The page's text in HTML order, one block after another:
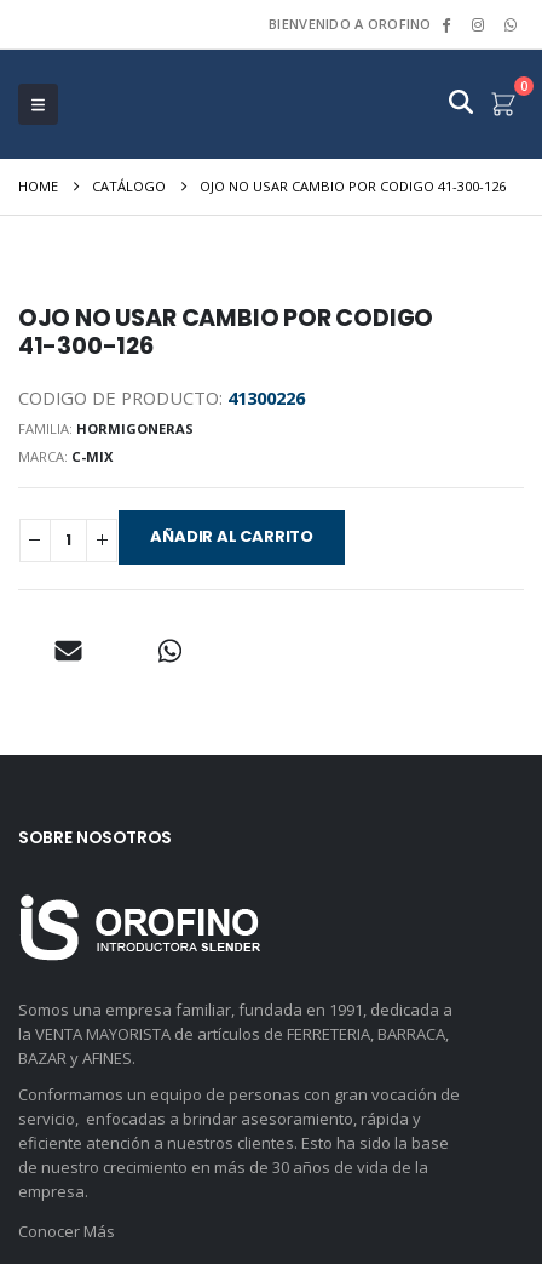
BIENVENIDO A OROFINO
0
HOME CATÁLOGO OJO NO USAR CAMBIO POR CODIGO 41-300-126
OJO NO USAR CAMBIO POR CODIGO
41-300-126
CODIGO DE PRODUCTO: 41300226
FAMILIA: HORMIGONERAS
MARCA: C-MIX
AÑADIR AL CARRITO
SOBRE NOSOTROS
Somos una empresa familiar, fundada en 1991, dedicada a
la VENTA MAYORISTA de artículos de FERRETERIA, BARRACA,
BAZAR y AFINES.
Conformamos un equipo de personas con gran vocación de
servicio, enfocadas a brindar asesoramiento, rápida y
eficiente atención a nuestros clientes. Esto ha sido la base
de nuestro crecimiento en más de 30 años de vida de la
empresa.
Conocer Más